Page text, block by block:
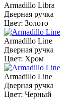
Armadillo Libra
Дверная ручка
Цвет: Золото
Armadillo Line
Дверная ручка
Цвет: Хром
Armadillo Line
Дверная ручка
Цвет: Черный